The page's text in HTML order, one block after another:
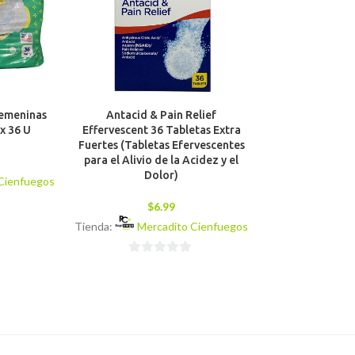
36 U
Antacid & Pain Relief
Effervescent 36 Tabletas Extra
Fuertes (Tabletas Efervescentes
para el Alivio de la Acidez y el
Dolor)
$6.99
Tienda:
Mercadito Cienfuegos